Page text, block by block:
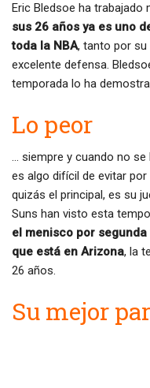
Eric Bledsoe ha
sus 26 años ya es uno
toda la NBA, tanto por su
excelente defensa.
temporada lo ha
Lo peor
… siempre y cuando no se
es algo difícil de evitar
quizás el principal, es su
Suns han visto esta
el menisco por
que está en Arizona, la
26 años.
Su mejor